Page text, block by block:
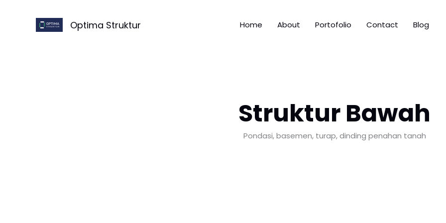
Optima Struktur Home About Portofolio Contact Blog
Struktur Bawah
Pondasi, basemen, turap, dinding penahan tanah